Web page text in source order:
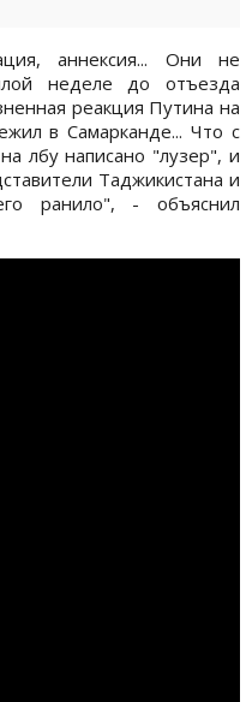
аннексия... Они не
неделе до отъезда
реакция Путина на
в Самарканде... Что с
лбу написано "лузер", и
Таджикистана и
ранило", - объяснил